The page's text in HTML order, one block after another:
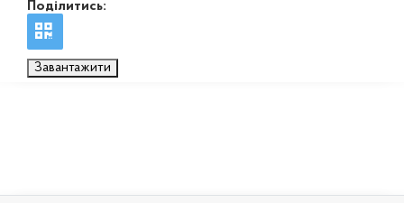
Поділитись:
Завантажити